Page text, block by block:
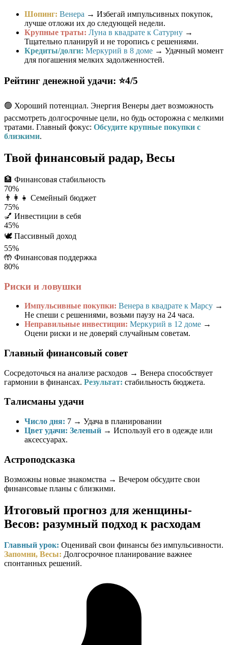
Шопинг: Венера → Избегай импульсивных покупок,
лучше отложи их до следующей недели.
Крупные траты: Луна в квадрате к Сатурну →
Тщательно планируй и не торопись с решениями.
Кредиты/долги: Меркурий в 8 доме → Удачный момент
для погашения мелких задолженностей.
Рейтинг денежной удачи: ⭐4/5
🟢 Хороший потенциал. Энергия Венеры дает возможность
рассмотреть долгосрочные цели, но будь осторожна с мелкими
тратами. Главный фокус: Обсудите крупные покупки с
близкими.
Твой финансовый радар, Весы
🏦 Финансовая стабильность
70%
👨‍👩‍👧 Семейный бюджет
75%
💅 Инвестиции в себя
45%
🕊️ Пассивный доход
55%
🤲 Финансовая поддержка
80%
Риски и ловушки
Импульсивные покупки: Венера в квадрате к Марсу →
Не спеши с решениями, возьми паузу на 24 часа.
Неправильные инвестиции: Меркурий в 12 доме →
Оцени риски и не доверяй случайным советам.
Главный финансовый совет
Сосредоточься на анализе расходов → Венера способствует
гармонии в финансах. Результат: стабильность бюджета.
Талисманы удачи
Число дня: 7 → Удача в планировании
Цвет удачи: Зеленый → Используй его в одежде или
аксессуарах.
Астроподсказка
Возможны новые знакомства → Вечером обсудите свои
финансовые планы с близкими.
Итоговый прогноз для женщины-
Весов: разумный подход к расходам
Главный урок: Оценивай свои финансы без импульсивности.
Запомни, Весы: Долгосрочное планирование важнее
спонтанных решений.